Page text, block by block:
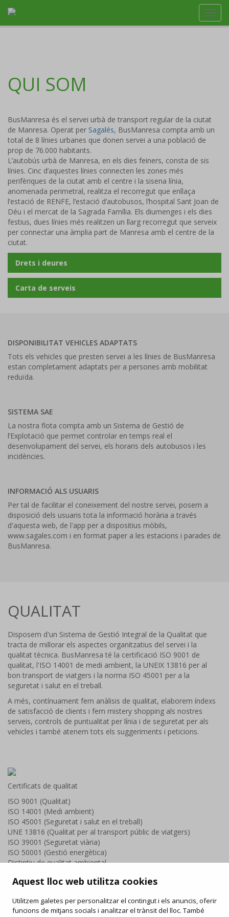
Aquest lloc web utilitza cookies
Utilitzem galetes per personalitzar el contingut i els anuncis, oferir
funcions de mitjans socials i analitzar el trànsit del lloc. També
QUI SOM
BusManresa és el servei urbà de transport regular de la ciutat
de Manresa. Operat per Sagalés, BusManresa compta amb un
total de 8 línies urbanes que donen servei a una població de
prop de 76.000 habitants.
L’autobús urbà de Manresa, en els dies feiners, consta de sis
línies. Cinc d’aquestes línies connecten les zones més
perifèriques de la ciutat amb el centre i la sisena línia,
anomenada perimetral, realitza el recorregut que enllaça
l’estació de RENFE, l’estació d’autobusos, l’hospital Sant Joan de
Déu i el mercat de la Sagrada Família. Els diumenges i els dies
festius, dues línies més realitzen un llarg recorregut que serveix
per connectar una àmplia part de Manresa amb el centre de la
ciutat.
Drets i deures
Carta de serveis
DISPONIBILITAT VEHICLES ADAPTATS
Tots els vehicles que presten servei a les línies de BusManresa
estan completament adaptats per a persones amb mobilitat
reduïda.
SISTEMA SAE
La nostra flota compta amb un Sistema de Gestió de
l’Explotació que permet controlar en temps real el
desenvolupament del servei, els horaris dels autobusos i les
incidències.
INFORMACIÓ ALS USUARIS
Per tal de facilitar el coneixement del nostre servei, posem a
disposició dels usuaris tota la informació horària a través
d'aquesta web, de l'app per a dispositius mòbils,
www.sagales.com i en format paper a les estacions i parades de
BusManresa.
QUALITAT
Disposem d'un Sistema de Gestió Integral de la Qualitat que
tracta de millorar els aspectes organitzatius del servei i la
qualitat tècnica. BusManresa té la certificació ISO 9001 de
qualitat, l'ISO 14001 de medi ambient, la UNEIX 13816 per al
bon transport de viatgers i la norma ISO 45001 per a la
seguretat i salut en el treball.
A més, contínuament fem anàlisis de qualitat, elaborem índexs
de satisfacció de clients i fem mistery shopping als nostres
serveis, controls de puntualitat per línia i de seguretat per als
vehicles i també atenem tots els suggeriments i peticions.
Certificats de qualitat
ISO 9001 (Qualitat)
ISO 14001 (Medi ambient)
ISO 45001 (Seguretat i salut en el treball)
UNE 13816 (Qualitat per al transport públic de viatgers)
ISO 39001 (Seguretat viària)
ISO 50001 (Gestió energètica)
Distintiu de qualitat ambiental